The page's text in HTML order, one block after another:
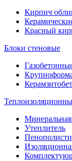
Кирпич
Красный
Блоки стеновые
Минеральная
Утеплитель